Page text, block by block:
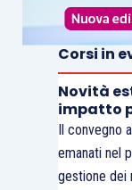
Corsi in
Novità
impatto
Il
emanati nel
gestione dei